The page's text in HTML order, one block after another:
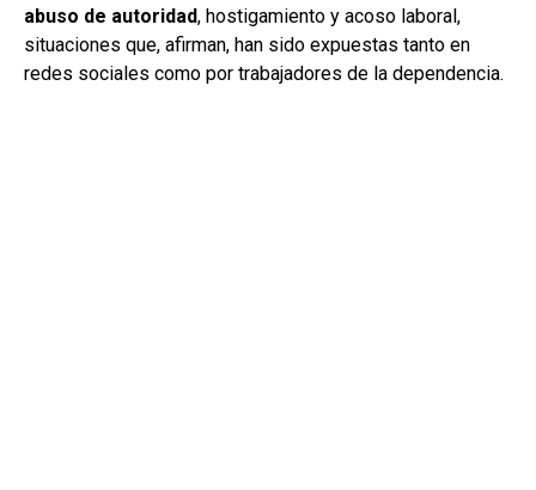
abuso de autoridad, hostigamiento y acoso laboral,
situaciones que, afirman, han sido expuestas tanto en
redes sociales como por trabajadores de la dependencia.